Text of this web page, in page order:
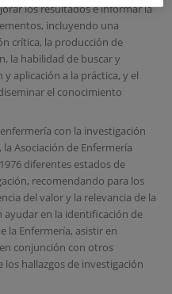
los resultados e informar la
incluyendo una
crítica, la producción de
la habilidad de buscar y
aplicación a la práctica, y el
el conocimiento
con la investigación
Asociación de Enfermería
diferentes estados de
recomendando para los
del valor y la relevancia de la
en la identificación de
la Enfermería, asistir en
conjunción con otros
hallazgos de investigación